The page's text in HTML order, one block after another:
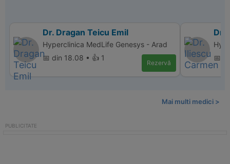
Dr. Dragan Teicu Emil
Hyperclinica MedLife Genesys - Arad
📅 din 18.08 • 👍 1
Rezervă
Dr.
📅
Mai multi medici >